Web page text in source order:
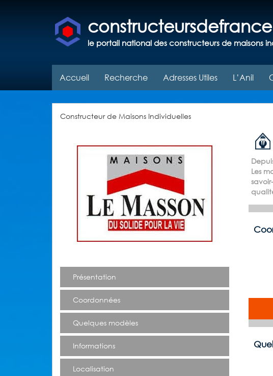
le portail national des constructeurs de maisons
Accueil Recherche Adresses Utiles L’Anil
Constructeur de Maisons Individuelles
Présentation
Coordonnées
Quelques modèles
Informations
Localisation
Les